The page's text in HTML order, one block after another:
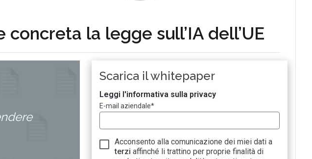
la legge sull’IA dell’UE
Scarica il whitepaper
Leggi l'informativa sulla privacy
E-mail aziendale*
Acconsento alla comunicazione dei miei dati a
terzi affinché li trattino per proprie finalità di